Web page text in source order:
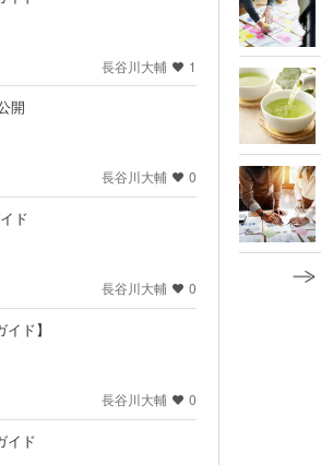
長谷川大輔 1
開
長谷川大輔 0
ド
長谷川大輔 0
ド】
長谷川大輔 0
イド